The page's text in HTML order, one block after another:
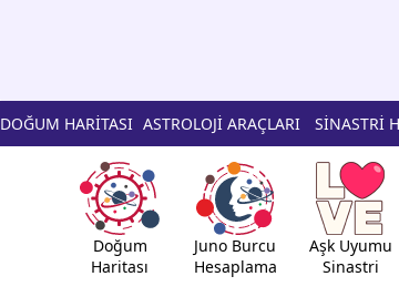
DOĞUM HARİTASI ASTROLOJİ ARAÇLARI SİNASTRİ
Doğum
Haritası
Juno Burcu
Hesaplama
Aşk Uyumu
Sinastri